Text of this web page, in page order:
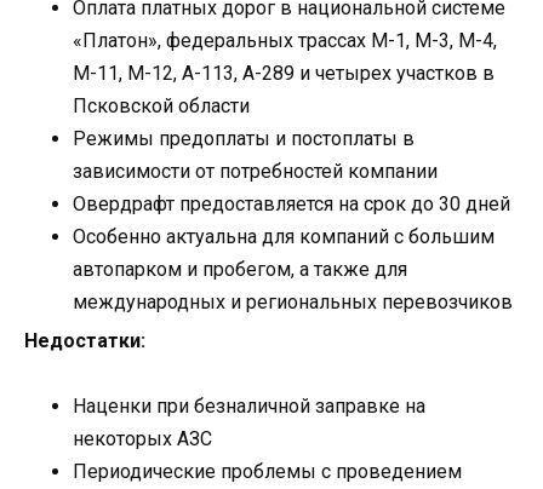
Оплата платных дорог в национальной системе
«Платон», федеральных трассах М-1, М-3, М-4,
М-11, М-12, А-113, А-289 и четырех участков в
Псковской области
Режимы предоплаты и постоплаты в
зависимости от потребностей компании
Овердрафт предоставляется на срок до 30 дней
Особенно актуальна для компаний с большим
автопарком и пробегом, а также для
международных и региональных перевозчиков
Недостатки:
Наценки при безналичной заправке на
некоторых АЗС
Периодические проблемы с проведением